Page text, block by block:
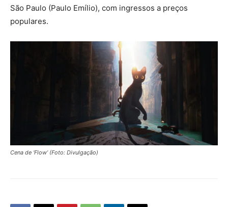
São Paulo (Paulo Emílio), com ingressos a preços
populares.
Cena de ‘Flow’ (Foto: Divulgação)